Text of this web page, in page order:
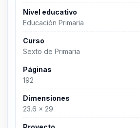
Nivel educativo
Educación Primaria
Curso
Sexto de Primaria
Páginas
192
Dimensiones
23.6 x 29